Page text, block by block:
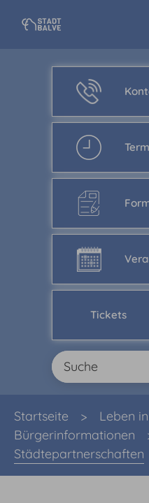
Tickets
Startseite
Leben
Bürgerinformationen
Städtepartnerschaften